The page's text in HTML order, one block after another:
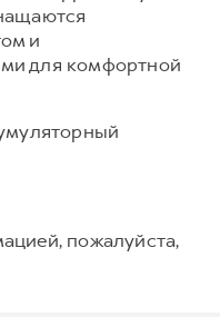
и
для комфортной
пожалуйста,